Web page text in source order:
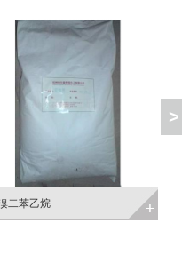
十溴二苯醚
>